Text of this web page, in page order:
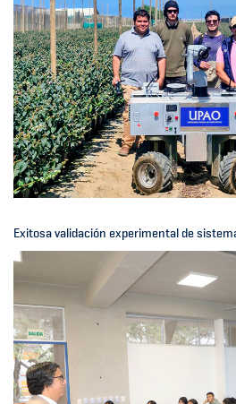
Exitosa validación experimental de